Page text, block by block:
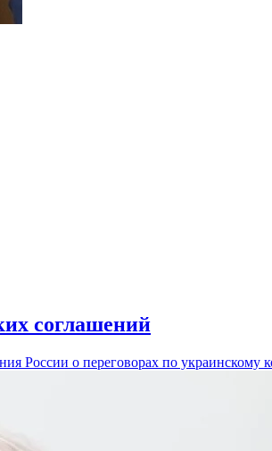
соглашений
о переговорах по украинскому